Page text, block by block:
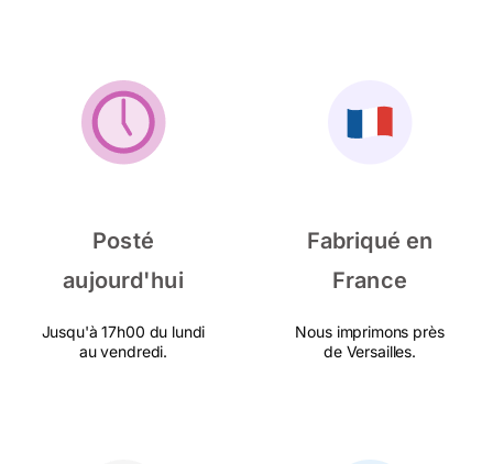
Posté
aujourd'hui
Jusqu'à 17h00 du lundi
au vendredi.
Fabriqué en
France
Nous imprimons près
de Versailles.